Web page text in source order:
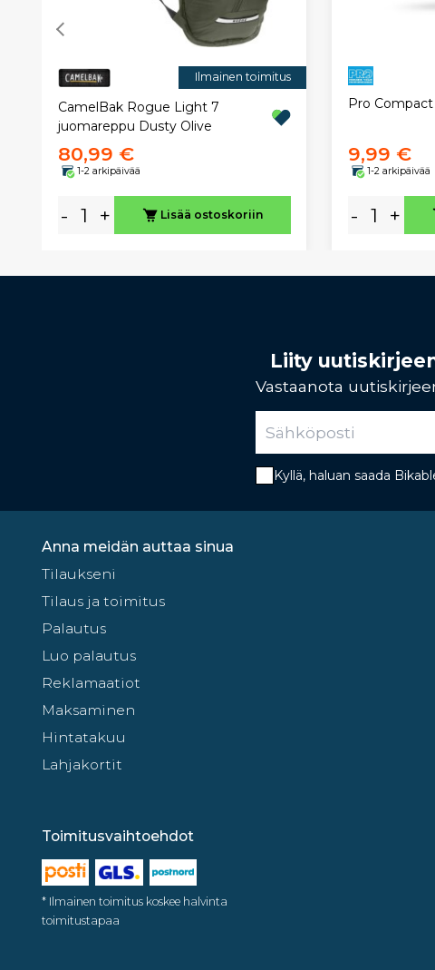
Ilmainen toimitus
CamelBak Rogue Light 7
juomareppu Dusty Olive
80,99 €
1-2 arkipäivää
- + Lisää ostoskoriin
Pro
9,99 €
1-2 arkipäivää
- +
Liity
Vastaanota
Kyllä, haluan saada
Anna meidän auttaa sinua
Tilaukseni
Tilaus ja toimitus
Palautus
Luo palautus
Reklamaatiot
Maksaminen
Hintatakuu
Lahjakortit
Toimitusvaihtoehdot
* Ilmainen toimitus koskee halvinta
toimitustapaa